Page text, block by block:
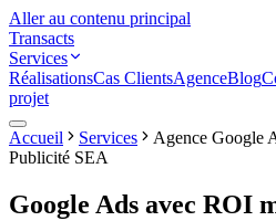
Aller au contenu principal
Transacts
Services
RéalisationsCas ClientsAgenceBlog
projet
Accueil Services
Agence Google
Publicité SEA
Google Ads avec ROI